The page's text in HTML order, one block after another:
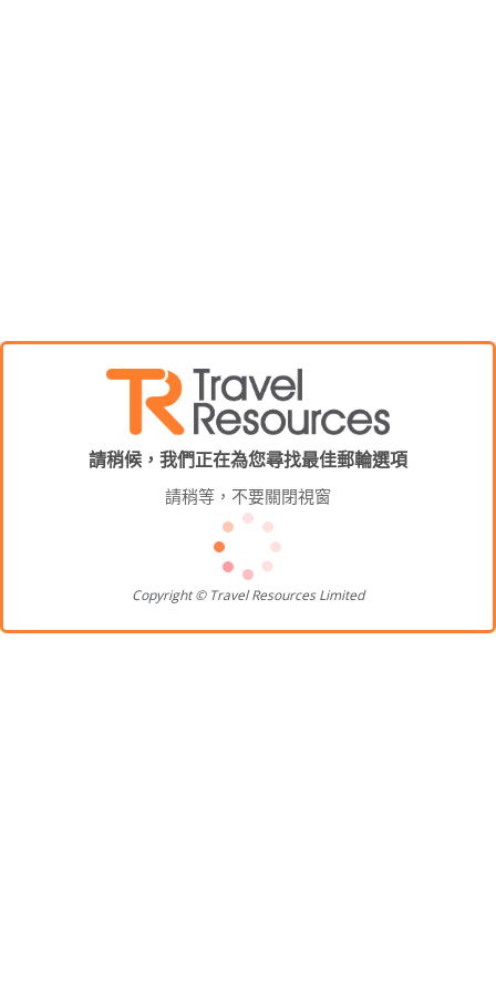
請稍候，我們正在為您尋找最佳郵輪選項
請稍等，不要關閉視窗
Copyright © Travel Resources Limited